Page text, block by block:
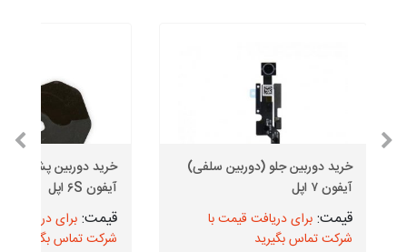
خرید دوربین جلو (دوربین سلفی)
آیفون ۷ اپل
برای دریافت قیمت با
شرکت تماس بگیرید
خرید دوربین پشت
آیفون ۶S اپل
برای دریافت
شرکت تماس بگیرید